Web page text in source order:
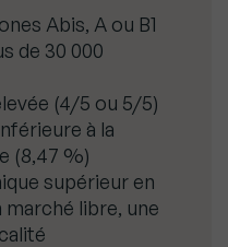
Abis, A ou B1
de 30 000
(4/5 ou 5/5)
à la
(8,47 %)
supérieur en
marché libre, une